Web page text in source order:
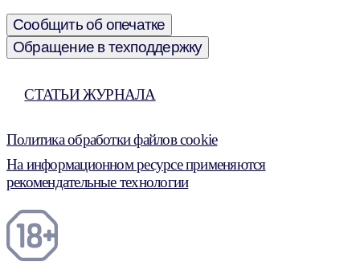
Сообщить об опечатке
Обращение в техподдержку
СТАТЬИ ЖУРНАЛА
Политика обработки файлов cookie
На информационном ресурсе применяются
рекомендательные технологии